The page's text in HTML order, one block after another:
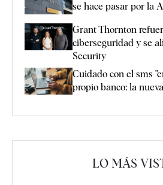
se hace pasar por la
Grant Thornton
ciberseguridad y se
Security
Cuidado con el sms
propio banco: la
LO MÁS